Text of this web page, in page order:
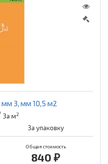
3, мм 10,5 м2
За м2
За упаковку
Общая стоимость
840 ₽